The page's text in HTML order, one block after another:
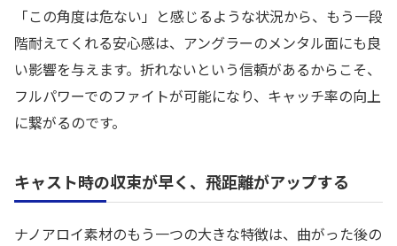
「この角度は危ない」と感じるような状況から、もう一段
階耐えてくれる安心感は、アングラーのメンタル面にも良
い影響を与えます。折れないという信頼があるからこそ、
フルパワーでのファイトが可能になり、キャッチ率の向上
に繋がるのです。
キャスト時の収束が早く、飛距離がアップする
ナノアロイ素材のもう一つの大きな特徴は、曲がった後の